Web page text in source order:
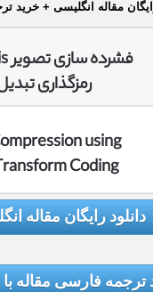
مقاله انگلیسی + خرید
رمزگذاری
using
Coding
دانلود رایگان مقاله
ترجمه فارسی مقاله